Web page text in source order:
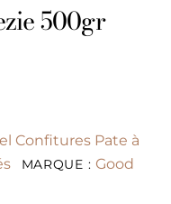
500gr
Confitures Pate à
MARQUE : Good